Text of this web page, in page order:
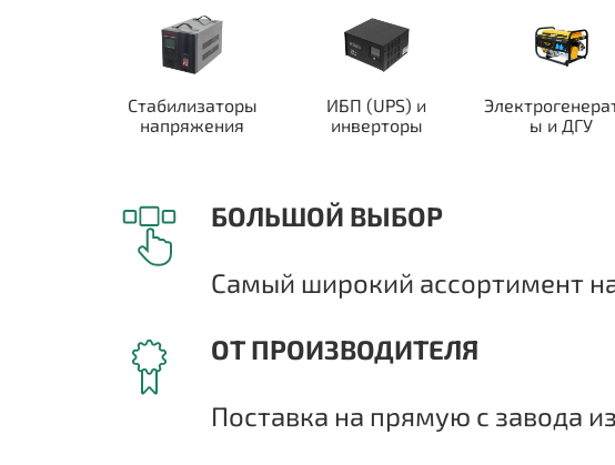
Стабилизаторы
напряжения
ИБП (UPS) и
инверторы
ы и ДГУ
БОЛЬШОЙ ВЫБОР
Самый широкий ассортимент
ОТ ПРОИЗВОДИТЕЛЯ
Поставка на прямую с завода